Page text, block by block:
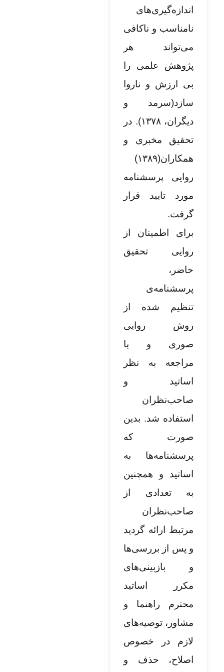
اندازه‌گیری‌های
نامناسب و ناکافی
می‌تواند هر
پژوهش علمی را
بی ارزش و ناروا
سازد(سرمد و
دیگران، ۱۳۷۸). در
تحقیق مخبری و
همکاران(۱۳۸۹)
روایی پرسشنامه
مورد تایید قرار
گرفت.
برای اطمینان از
روایی تحقیق
حاضر،
پرسشنامه‌ی
تنظیم شده از
روش روایی
صوری و با
مراجعه به نظر
اساتید و
صاحب‌نظران
استفاده شد. بدین
صورت که
پرسشنامه­‌ها به
اساتید و همچنین
به تعدادی از
صاحب‌نظران
مرتبط ارائه گردید
و پس از بررسی‌ها
و بازبینی‌های
مکرر اساتید
محترم راهنما و
مشاور، توصیه‌های
لازم در خصوص
اصلاح، حذف و